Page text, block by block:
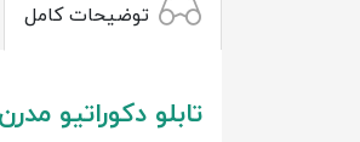
توضیحات کامل
تابلو دکوراتیو مدرن 2915.1